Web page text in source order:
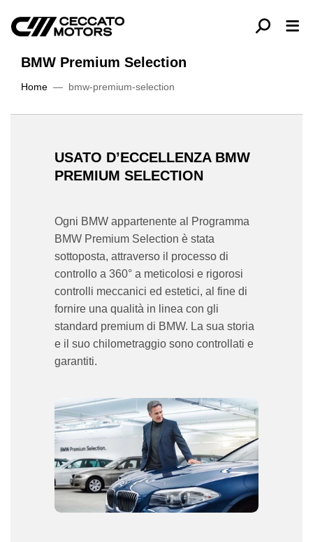
BMW Premium Selection
Home bmw-premium-selection
USATO D’ECCELLENZA BMW
PREMIUM SELECTION
Ogni BMW appartenente al Programma
BMW Premium Selection è stata
sottoposta, attraverso il processo di
controllo a 360° a meticolosi e rigorosi
controlli meccanici ed estetici, al fine di
fornire una qualità in linea con gli
standard premium di BMW. La sua storia
e il suo chilometraggio sono controllati e
garantiti.